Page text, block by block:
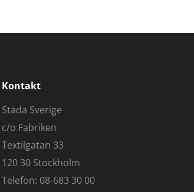
Kontakt
Städa Sverige
c/o Fabriken
Textilgatan 33
120 30 Stockholm
Telefon: 08-683 30 00